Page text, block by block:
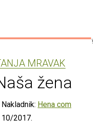
MRAVAK
žena
Nakladnik: Hena com
10/2017.